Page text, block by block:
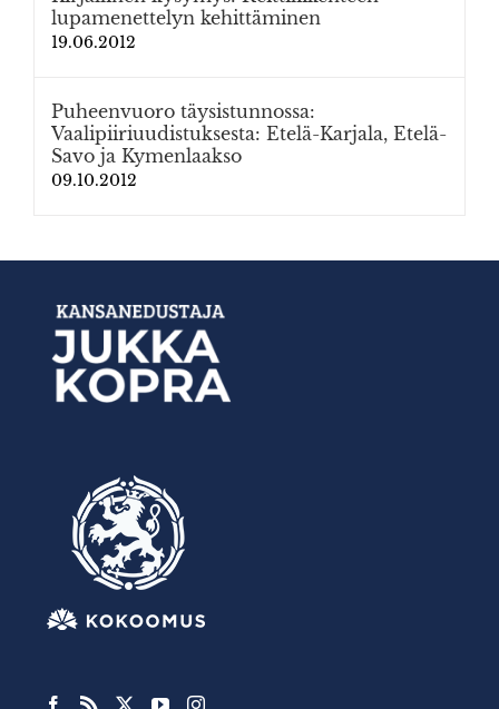
lupamenettelyn kehittäminen
19.06.2012
Puheenvuoro täysistunnossa:
Vaalipiiriuudistuksesta: Etelä-Karjala, Etelä-
Savo ja Kymenlaakso
09.10.2012